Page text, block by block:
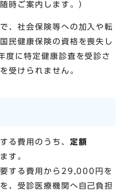
時ご案内します。）
、社会保険等への加入や転
民健康保険の資格を喪失し
度に特定健康診査を受診さ
受けられません。
る費用のうち、 定額
す。
要する費用から29,000円を
、受診医療機関へ自己負担